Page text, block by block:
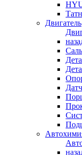
Двигатель